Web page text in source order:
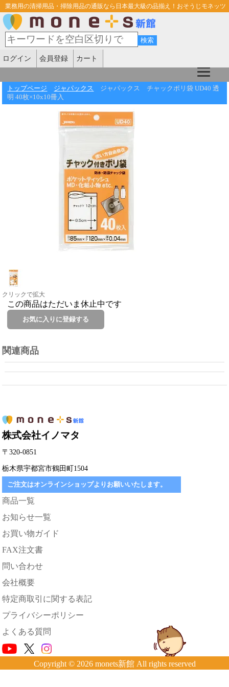
業務用の清掃用品・掃除用品の通販なら日本最大級の品揃え！おそうじモネッツ
ログイン 会員登録 カート
トップページ ジャパックス
ジャパックス チャックポリ袋 UD40 透
明 40枚×10x10冊入
クリックで拡大
この商品はただいま休止中です
関連商品
株式会社イノマタ
〒320-0851
栃木県宇都宮市鶴田町1504
ご注文はオンラインショップよりお願いいたします。
商品一覧
お知らせ一覧
お買い物ガイド
FAX注文書
問い合わせ
会社概要
特定商取引に関する表記
プライバシーポリシー
よくある質問
Copyright © 2026 monets新館 All rights reserved